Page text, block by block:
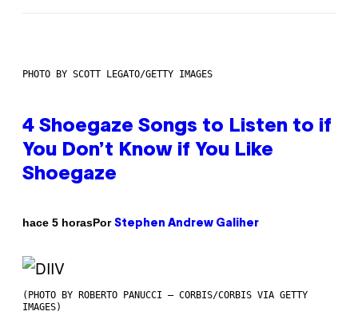
PHOTO BY SCOTT LEGATO/GETTY IMAGES
4 Shoegaze Songs to Listen to if
You Don’t Know if You Like
Shoegaze
hace 5 horasPor Stephen Andrew Galiher
(PHOTO BY ROBERTO PANUCCI – CORBIS/CORBIS VIA GETTY
IMAGES)